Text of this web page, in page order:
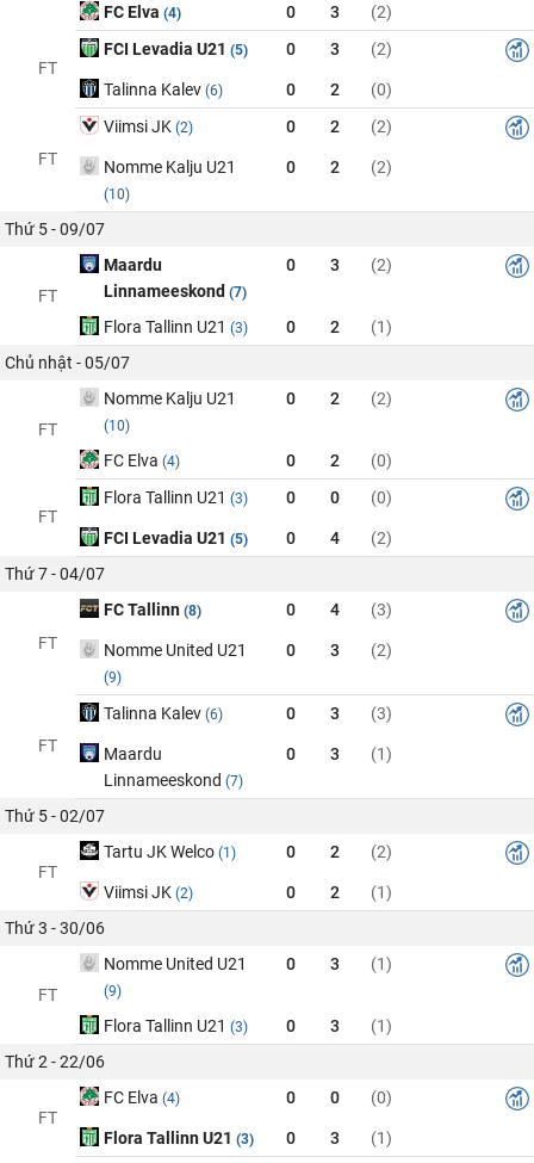
FC Elva (4) 0 3 (2)
FT
FCI Levadia U21 (5) 0 3 (2)
Talinna Kalev (6) 0 2 (0)
FT
Viimsi JK (2) 0 2 (2)
Nomme Kalju U21
(10)
0 2 (2)
Thứ 5 - 09/07
FT
Maardu
Linnameeskond (7)
0 3 (2)
Flora Tallinn U21 (3) 0 2
(1)
Chủ nhật - 05/07
FT
Nomme Kalju U21
(10)
0 2 (2)
FC Elva (4) 0 2 (0)
FT
Flora Tallinn U21 (3) 0 0 (0)
FCI Levadia U21 (5) 0 4
(2)
Thứ 7 - 04/07
FT
FC Tallinn (8) 0 4 (3)
Nomme United U21
(9)
0 3 (2)
FT
Talinna Kalev (6) 0 3 (3)
Maardu
Linnameeskond (7)
0 3 (1)
Thứ 5 - 02/07
FT
Tartu JK Welco (1) 0 2 (2)
Viimsi JK (2) 0 2
(1)
Thứ 3 - 30/06
FT
Nomme United U21
(9)
0 3 (1)
Flora Tallinn U21 (3) 0 3
(1)
Thứ 2 - 22/06
FT
FC Elva (4) 0 0 (0)
Flora Tallinn U21 (3) 0 3 (1)